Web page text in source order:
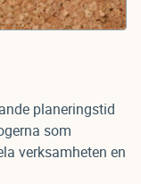
planeringstid
som
verksamheten en